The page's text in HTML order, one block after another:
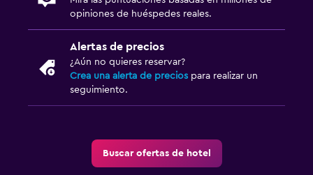
opiniones de huéspedes reales.
Alertas de precios
¿Aún no quieres reservar?
Crea una alerta de precios para realizar un
seguimiento.
Buscar ofertas de hotel